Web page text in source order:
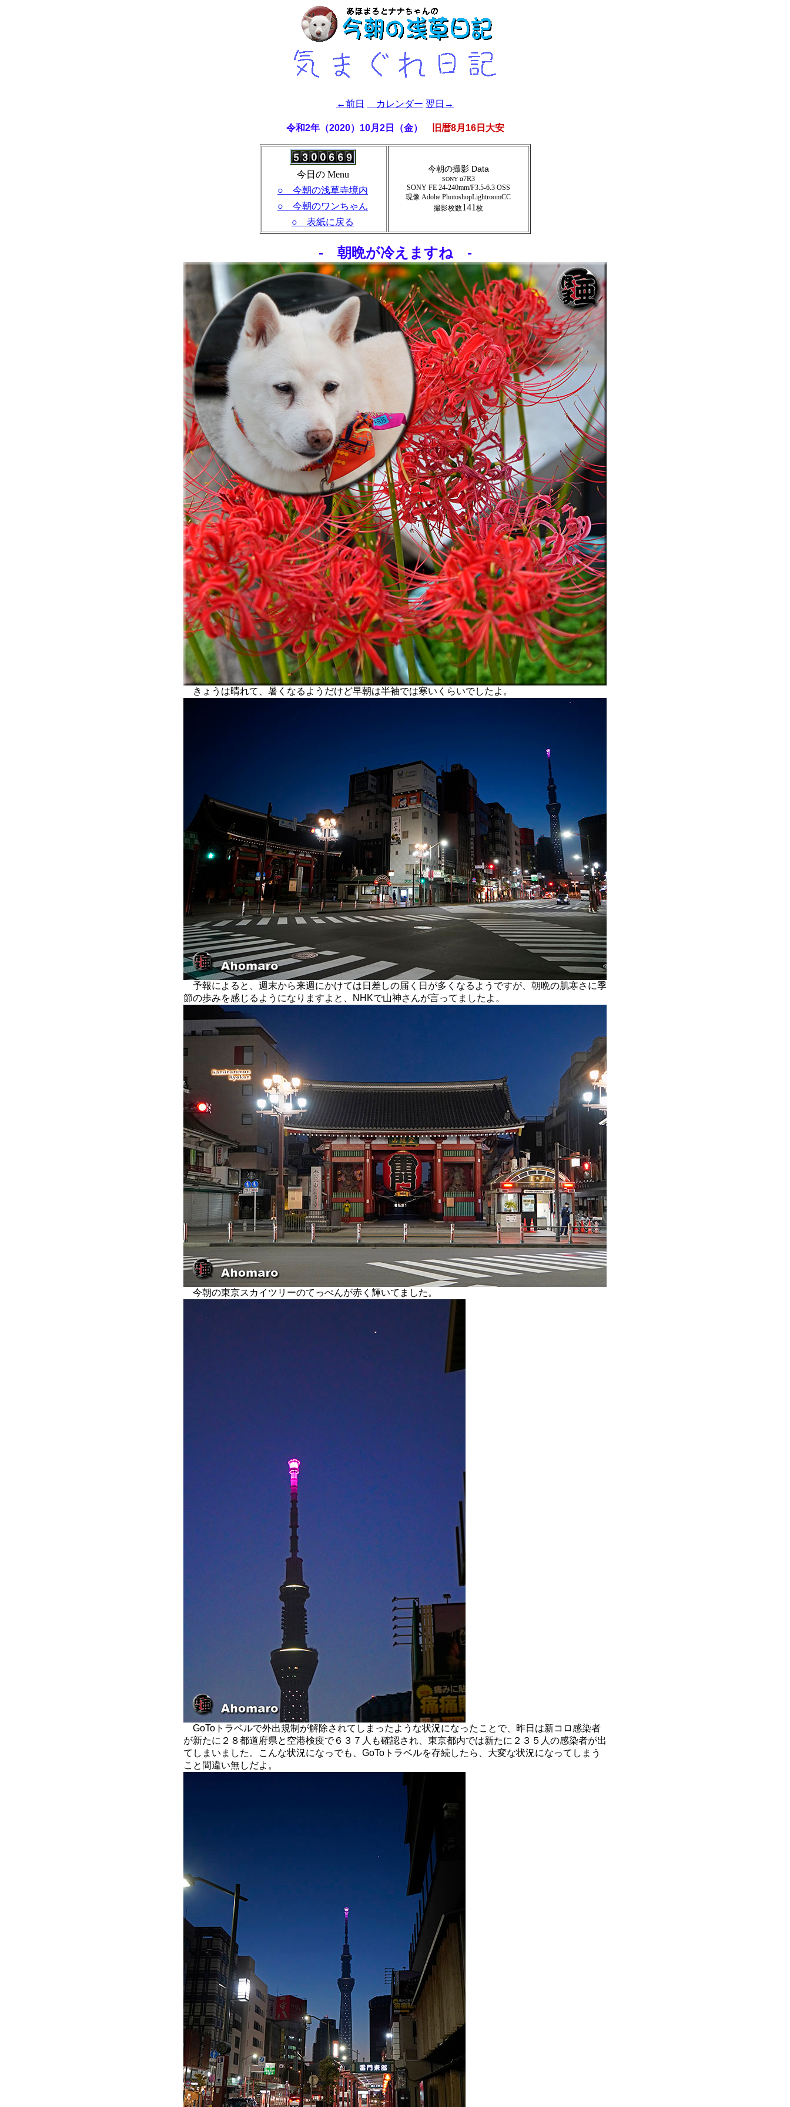
←前日 カレンダー 翌日→
令和2年（2020）10月2日（金） 旧暦8月16日大安
今日の Menu
○ 今朝の浅草寺境内
○ 今朝のワンちゃん
○ 表紙に戻る
今朝の撮影 Data
SONY α7R3
SONY FE 24-240mm/F3.5-6.3 OSS
現像 Adobe PhotoshopLightroomCC
撮影枚数141 枚
- 朝晩が冷えますね -
きょうは晴れて、暑くなるようだけど早朝は半袖では寒いくらいでしたよ。
予報によると、週末から来週にかけては日差しの届く日が多くなるようですが、朝晩の肌寒さに季
節の歩みを感じるようになりますよと、NHKで山神さんが言ってましたよ。
今朝の東京スカイツリーのてっぺんが赤く輝いてました。
GoToトラベルで外出規制が解除されてしまったような状況になったことで、昨日は新コロ感染者
が新たに２８都道府県と空港検疫で６３７人も確認され、東京都内では新たに２３５人の感染者が出
てしまいました。こんな状況になっでも、GoToトラベルを存続したら、大変な状況になってしまう
こと間違い無しだよ。